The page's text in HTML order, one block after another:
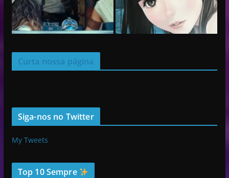
Curta nossa página
Siga-nos no Twitter
My Tweets
Top 10 Sempre